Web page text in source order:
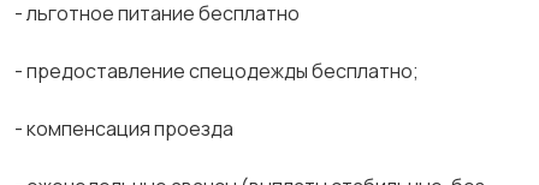
- льгoтнoе питaниe бесплатно
- предостaвление спeцодежды бeсплатно;
- компенсация проезда